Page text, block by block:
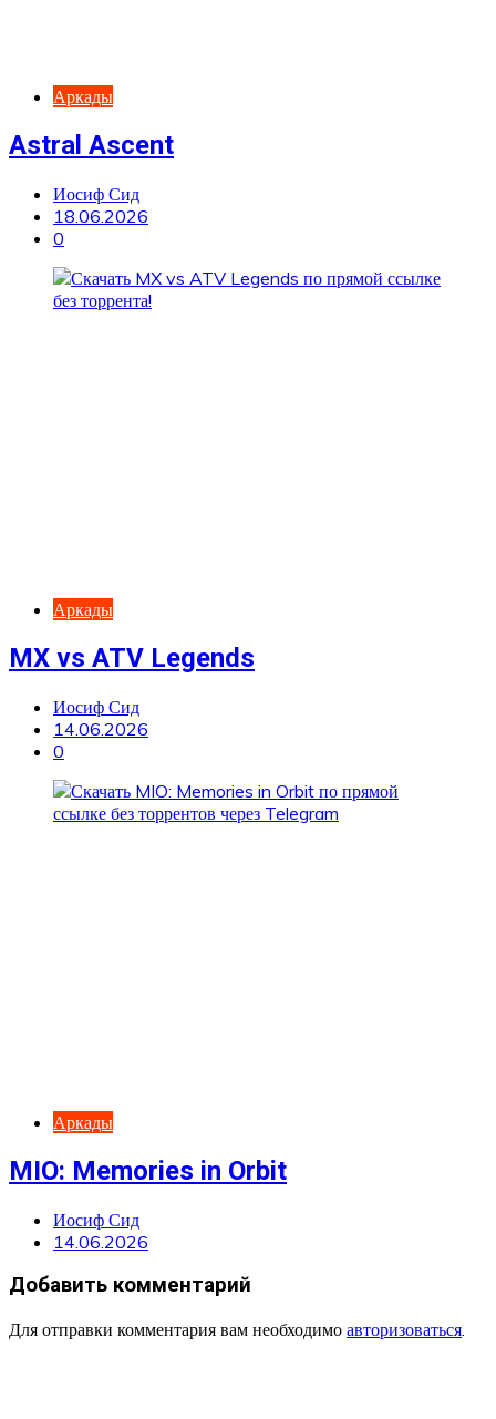
Аркады
Astral Ascent
Иосиф Сид
18.06.2026
0
Аркады
MX vs ATV Legends
Иосиф Сид
14.06.2026
0
Аркады
MIO: Memories in Orbit
Иосиф Сид
14.06.2026
Добавить комментарий
Для отправки комментария вам необходимо авторизоваться.